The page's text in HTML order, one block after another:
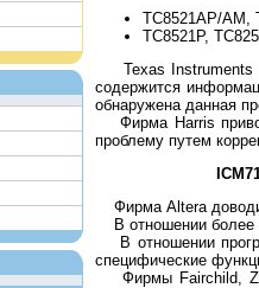
TC8521AP/AM,
TC8521P,
Texas Instruments
содержится
обнаружена данная
Фирма Harris
проблему путем
Фирма Altera
В отношении более
В отношении
специфические
Фирмы Fairchild,